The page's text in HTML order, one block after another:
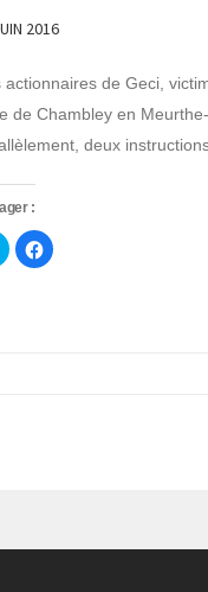
2016
actionnaires de Geci,
de Chambley en
deux
:
Cliquez
pour
partager
Cliquez
pour